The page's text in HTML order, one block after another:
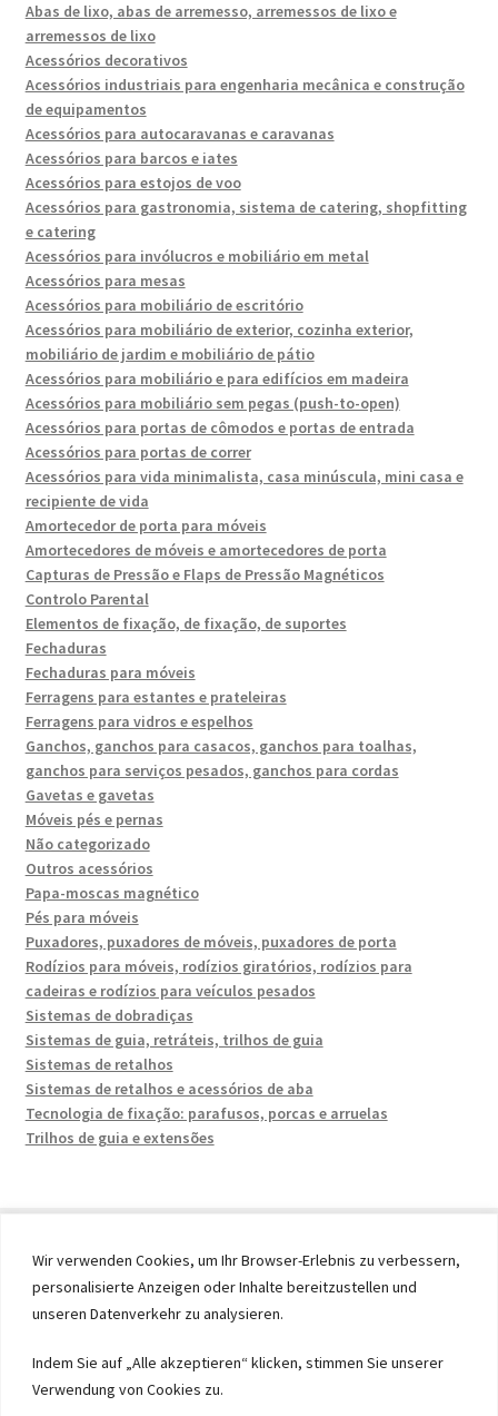
Wir verwenden Cookies, um Ihr Browser-Erlebnis zu verbessern,
personalisierte Anzeigen oder Inhalte bereitzustellen und
unseren Datenverkehr zu analysieren.
Indem Sie auf „Alle akzeptieren“ klicken, stimmen Sie unserer
Verwendung von Cookies zu.
Abas de lixo, abas de arremesso, arremessos de lixo e
arremessos de lixo
Acessórios decorativos
Acessórios industriais para engenharia mecânica e construção
de equipamentos
Acessórios para autocaravanas e caravanas
Acessórios para barcos e iates
Acessórios para estojos de voo
Acessórios para gastronomia, sistema de catering, shopfitting
e catering
Acessórios para invólucros e mobiliário em metal
Acessórios para mesas
Acessórios para mobiliário de escritório
Acessórios para mobiliário de exterior, cozinha exterior,
mobiliário de jardim e mobiliário de pátio
Acessórios para mobiliário e para edifícios em madeira
Acessórios para mobiliário sem pegas (push-to-open)
Acessórios para portas de cômodos e portas de entrada
Acessórios para portas de correr
Acessórios para vida minimalista, casa minúscula, mini casa e
recipiente de vida
Amortecedor de porta para móveis
Amortecedores de móveis e amortecedores de porta
Capturas de Pressão e Flaps de Pressão Magnéticos
Controlo Parental
Elementos de fixação, de fixação, de suportes
Fechaduras
Fechaduras para móveis
Ferragens para estantes e prateleiras
Ferragens para vidros e espelhos
Ganchos, ganchos para casacos, ganchos para toalhas,
ganchos para serviços pesados, ganchos para cordas
Gavetas e gavetas
Móveis pés e pernas
Não categorizado
Outros acessórios
Papa-moscas magnético
Pés para móveis
Puxadores, puxadores de móveis, puxadores de porta
Rodízios para móveis, rodízios giratórios, rodízios para
cadeiras e rodízios para veículos pesados
Sistemas de dobradiças
Sistemas de guia, retráteis, trilhos de guia
Sistemas de retalhos
Sistemas de retalhos e acessórios de aba
Tecnologia de fixação: parafusos, porcas e arruelas
Trilhos de guia e extensões
© 2026 by UMAXO Germany, member of the ERUON Group.
High quality Fittings, mechanical Components and
Fasteners